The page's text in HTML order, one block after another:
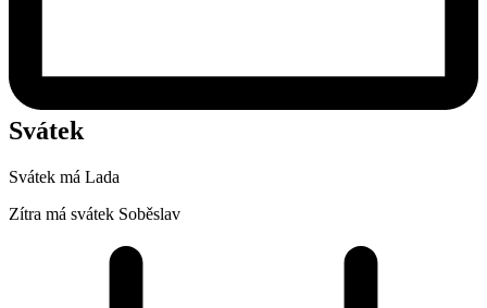
Svátek
Svátek má Lada
Zítra má svátek Soběslav